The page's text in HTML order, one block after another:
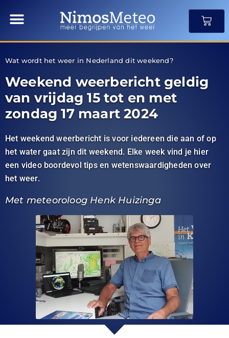
Wat wordt het weer in Nederland dit weekend?
Weekend weerbericht geldig
van vrijdag 15 tot en met
zondag 17 maart 2024
Het weekend weerbericht is voor iedereen die aan of op
het water gaat zijn dit weekend. Elke week vind je hier
een video boordevol tips en wetenswaardigheden over
het weer.
Met meteoroloog Henk Huizinga